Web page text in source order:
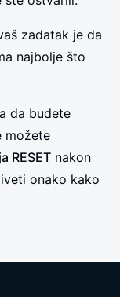
zadatak je da
najbolje što
da budete
možete
RESET nakon
onako kako